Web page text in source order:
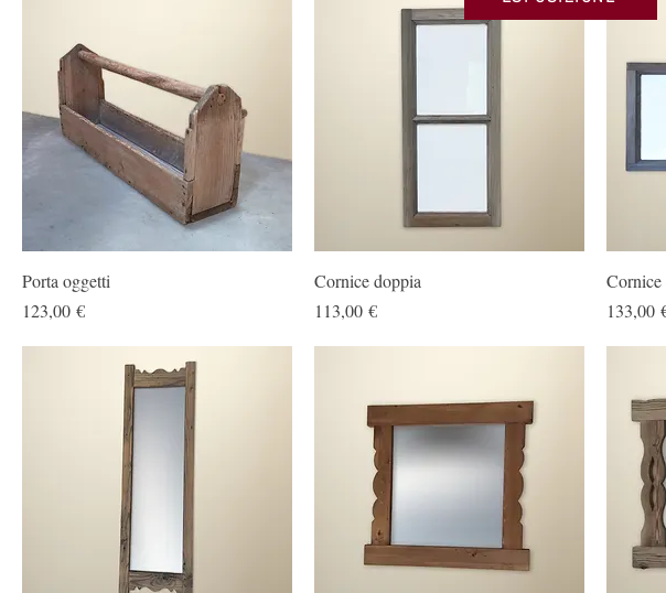
Porta oggetti
Prezzo
123,00 €
Cornice doppia
Prezzo
113,00 €
Cornice
Prezzo
133,00